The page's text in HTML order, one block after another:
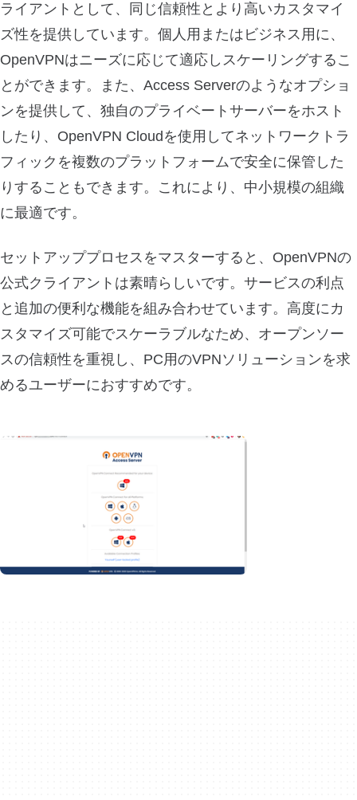
ライアントとして、同じ信頼性とより高いカスタマイ
ズ性を提供しています。個人用またはビジネス用に、
OpenVPNはニーズに応じて適応しスケーリングするこ
とができます。また、Access Serverのようなオプショ
ンを提供して、独自のプライベートサーバーをホスト
したり、OpenVPN Cloudを使用してネットワークトラ
フィックを複数のプラットフォームで安全に保管した
りすることもできます。これにより、中小規模の組織
に最適です。
セットアッププロセスをマスターすると、OpenVPNの
公式クライアントは素晴らしいです。サービスの利点
と追加の便利な機能を組み合わせています。高度にカ
スタマイズ可能でスケーラブルなため、オープンソー
スの信頼性を重視し、PC用のVPNソリューションを求
めるユーザーにおすすめです。